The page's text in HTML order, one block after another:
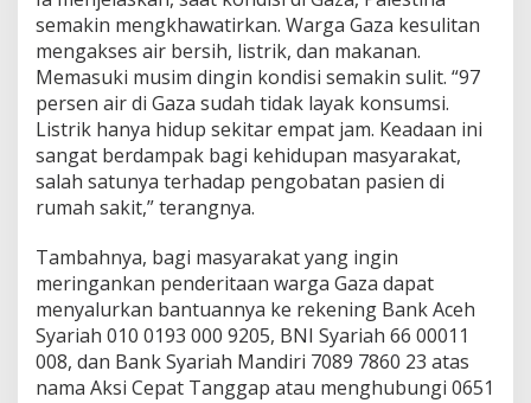
semakin mengkhawatirkan. Warga Gaza kesulitan
mengakses air bersih, listrik, dan makanan.
Memasuki musim dingin kondisi semakin sulit. “97
persen air di Gaza sudah tidak layak konsumsi.
Listrik hanya hidup sekitar empat jam. Keadaan ini
sangat berdampak bagi kehidupan masyarakat,
salah satunya terhadap pengobatan pasien di
rumah sakit,” terangnya.
Tambahnya, bagi masyarakat yang ingin
meringankan penderitaan warga Gaza dapat
menyalurkan bantuannya ke rekening Bank Aceh
Syariah 010 0193 000 9205, BNI Syariah 66 00011
008, dan Bank Syariah Mandiri 7089 7860 23 atas
nama Aksi Cepat Tanggap atau menghubungi 0651